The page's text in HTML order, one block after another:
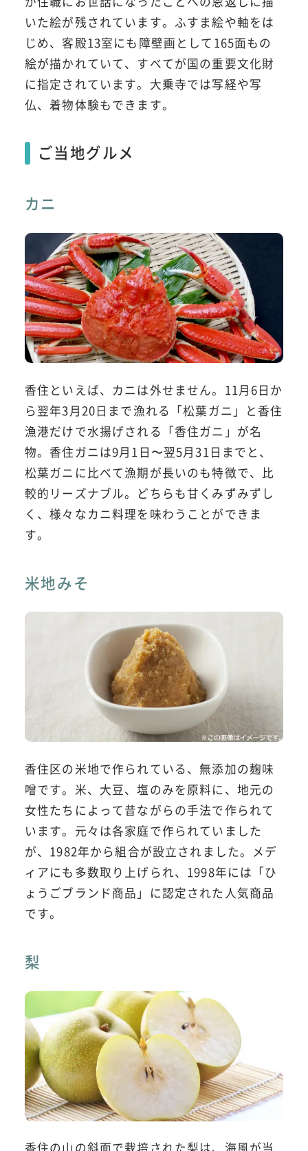
いた絵が残されています。ふすま絵や軸をは
じめ、客殿13室にも障壁画として165面もの
絵が描かれていて、すべてが国の重要文化財
に指定されています。大乗寺では写経や写
仏、着物体験もできます。
ご当地グルメ
カニ
香住といえば、カニは外せません。11月6日か
ら翌年3月20日まで漁れる「松葉ガニ」と香住
漁港だけで水揚げされる「香住ガニ」が名
物。香住ガニは9月1日〜翌5月31日までと、
松葉ガニに比べて漁期が長いのも特徴で、比
較的リーズナブル。どちらも甘くみずみずし
く、様々なカニ料理を味わうことができま
す。
米地みそ
香住区の米地で作られている、無添加の麹味
噌です。米、大豆、塩のみを原料に、地元の
女性たちによって昔ながらの手法で作られて
います。元々は各家庭で作られていました
が、1982年から組合が設立されました。メデ
ィアにも多数取り上げられ、1998年には「ひ
ょうごブランド商品」に認定された人気商品
です。
梨